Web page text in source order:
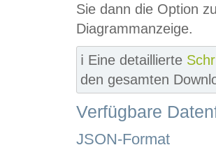
Sie dann die Option
Diagrammanzeige.
ℹ️ Eine detaillierte
den gesamten
Verfügbare
JSON-Format